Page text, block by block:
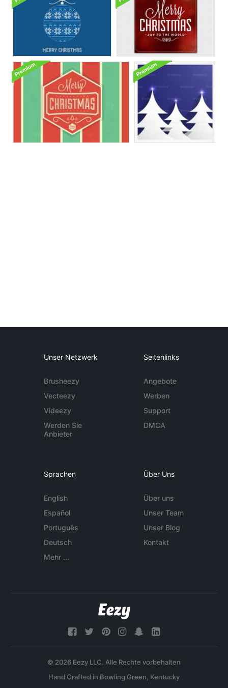
Unser Netzwerk
Brusheezy
Vecteezy
Videezy
Werden Sie
Anbieter
Seitenlinks
Angebote
Werben
Support
DMCA
Sprachen
English
Español
Português
Deutsch
Mehr ...
Über Uns
Über uns
Unser Team
Unser Blog
Kontakt
© 2026 Eezy LLC. Alle Rechte vorbehalten